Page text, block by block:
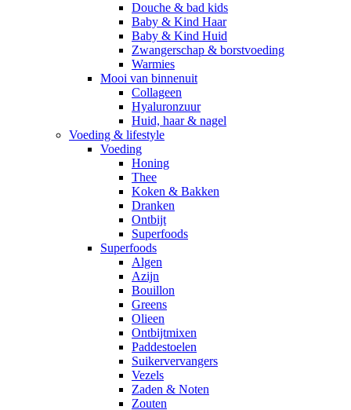
Douche & bad kids
Baby & Kind Haar
Baby & Kind Huid
Zwangerschap & borstvoeding
Warmies
Mooi van binnenuit
Collageen
Hyaluronzuur
Huid, haar & nagel
Voeding & lifestyle
Voeding
Honing
Thee
Koken & Bakken
Dranken
Ontbijt
Superfoods
Superfoods
Algen
Azijn
Bouillon
Greens
Olieen
Ontbijtmixen
Paddestoelen
Suikervervangers
Vezels
Zaden & Noten
Zouten